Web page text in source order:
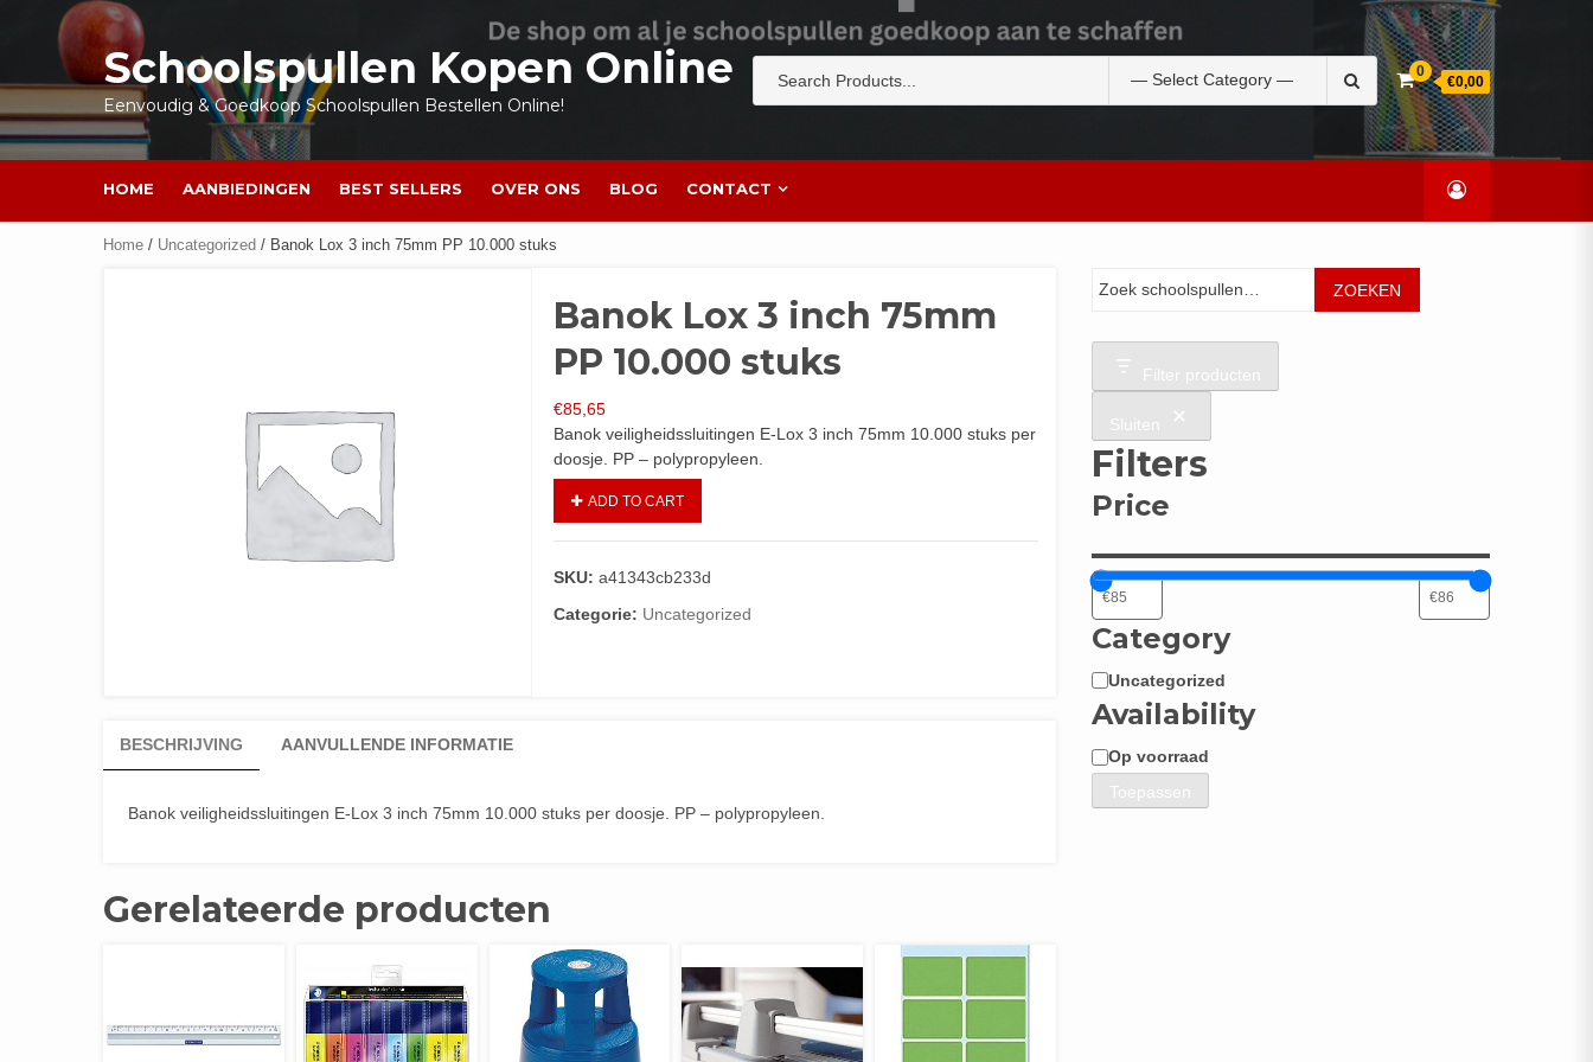
inhoud
Schoolspullen Kopen Online
Eenvoudig & Goedkoop Schoolspullen Bestellen Online!
naar:
0
€0,00
HOME AANBIEDINGEN BEST SELLERS OVER ONS BLOG CONTACT
Home / Uncategorized / Banok Lox 3 inch 75mm PP 10.000 stuks
Banok Lox 3 inch 75mm
PP 10.000 stuks
€85,65
Banok veiligheidssluitingen E-Lox 3 inch 75mm 10.000 stuks per
doosje. PP – polypropyleen.
ADD TO CART
SKU: a41343cb233d
Categorie: Uncategorized
BESCHRIJVING AANVULLENDE INFORMATIE
Banok veiligheidssluitingen E-Lox 3 inch 75mm 10.000 stuks per doosje. PP – polypropyleen.
Gerelateerde producten
ZOEKEN
Filter producten
Sluiten
Filters
Price
Category
Categorie
Uncategorized
Availability
Beschikbaarheid
Op voorraad
Toepassen